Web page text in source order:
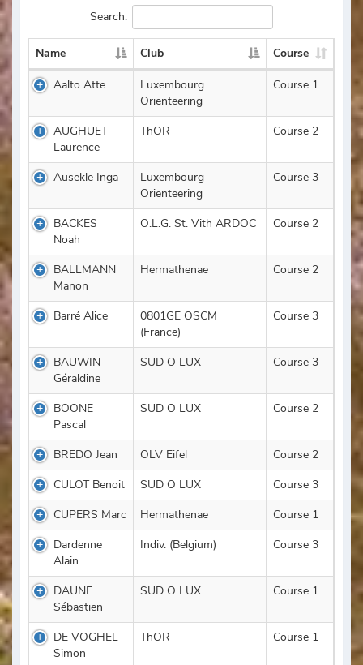
Search:
Name Club Course
Aalto Atte
Luxembourg
Orienteering
Course 1
AUGHUET
Laurence
ThOR Course 2
Ausekle Inga
Luxembourg
Orienteering
Course 3
BACKES
Noah
O.L.G. St. Vith ARDOC Course 2
BALLMANN
Manon
Hermathenae Course 2
Barré Alice
0801GE OSCM
(France)
Course 3
BAUWIN
Géraldine
SUD O LUX Course 3
BOONE
Pascal
SUD O LUX Course 2
BREDO Jean OLV Eifel
Course 2
CULOT Benoit
SUD O LUX
Course 3
CUPERS Marc
Hermathenae
Course 1
Dardenne
Alain
Indiv. (Belgium) Course 3
DAUNE
Sébastien
SUD O LUX Course 1
DE VOGHEL
Simon
ThOR Course 1